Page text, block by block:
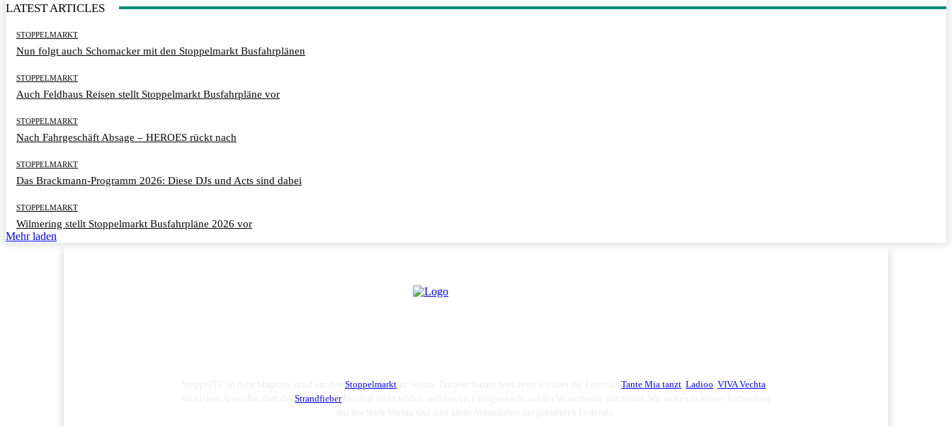
LATEST ARTICLES
STOPPELMARKT
Nun folgt auch Schomacker mit den Stoppelmarkt Busfahrplänen
STOPPELMARKT
Auch Feldhaus Reisen stellt Stoppelmarkt Busfahrpläne vor
STOPPELMARKT
Nach Fahrgeschäft Absage – HEROES rückt nach
STOPPELMARKT
Das Brackmann-Programm 2026: Diese DJs und Acts sind dabei
STOPPELMARKT
Wilmering stellt Stoppelmarkt Busfahrpläne 2026 vor
Mehr laden
Stoppelmarktin Vechta. Darüber hinaus berichten wir über die Festivals Tante Mia tanzt, Ladioo VIVA Vechta
Als kleiner Ausreißer, darf dasStrandfieberFestival nicht fehlen, welches als einziges nicht auf der Westerheide stattfindet. Wir stehen in keiner Verbindung